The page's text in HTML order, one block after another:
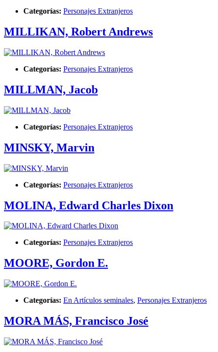
Categorías: Personajes Extranjeros
MILLIKAN, Robert Andrews
Categorías: Personajes Extranjeros
MILLMAN, Jacob
Categorías: Personajes Extranjeros
MINSKY, Marvin
Categorías: Personajes Extranjeros
MOLINA, Edward Charles Dixon
Categorías: Personajes Extranjeros
MOORE, Gordon E.
Categorías: En Artículos seminales, Personajes Extranjeros
MORA MÁS, Francisco José